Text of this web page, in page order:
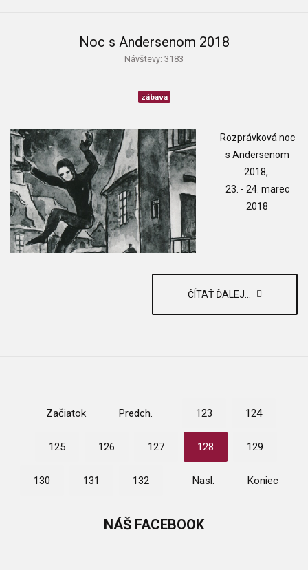
Noc s Andersenom 2018
Návštevy: 3183
zábava
Rozprávková noc
s Andersenom
2018,
23. - 24. marec
2018
ČÍTAŤ ĎALEJ...
Začiatok Predch. 123 124
125 126 127 128 129
130 131 132 Nasl. Koniec
NÁŠ FACEBOOK